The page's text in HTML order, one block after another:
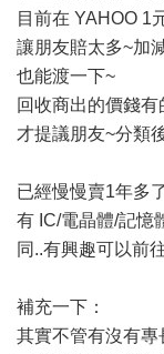
目前在 YAHOO 1
讓朋友賠太多~加
也能渡一下~
回收商出的價錢
才提議朋友~分類
已經慢慢賣1年多
有 IC/電晶體/記憶
同..有興趣可以前
補充一下：
其實不管有沒有專